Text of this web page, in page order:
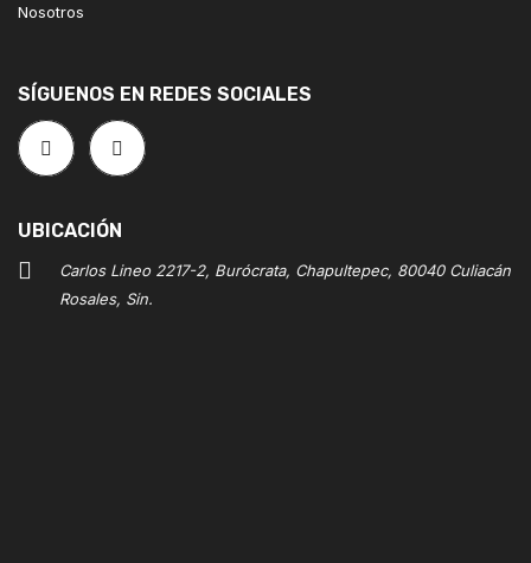
Nosotros
SÍGUENOS EN REDES SOCIALES
UBICACIÓN
Carlos Lineo 2217-2, Burócrata, Chapultepec, 80040 Culiacán
Rosales, Sin.